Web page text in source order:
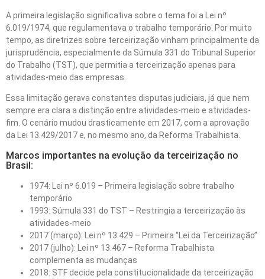
A primeira legislação significativa sobre o tema foi a Lei nº
6.019/1974, que regulamentava o trabalho temporário. Por muito
tempo, as diretrizes sobre terceirização vinham principalmente da
jurisprudência, especialmente da Súmula 331 do Tribunal Superior
do Trabalho (TST), que permitia a terceirização apenas para
atividades-meio das empresas.
Essa limitação gerava constantes disputas judiciais, já que nem
sempre era clara a distinção entre atividades-meio e atividades-
fim. O cenário mudou drasticamente em 2017, com a aprovação
da Lei 13.429/2017 e, no mesmo ano, da Reforma Trabalhista.
Marcos importantes na evolução da terceirização no
Brasil:
1974: Lei nº 6.019 – Primeira legislação sobre trabalho
temporário
1993: Súmula 331 do TST – Restringia a terceirização às
atividades-meio
2017 (março): Lei nº 13.429 – Primeira “Lei da Terceirização”
2017 (julho): Lei nº 13.467 – Reforma Trabalhista
complementa as mudanças
2018: STF decide pela constitucionalidade da terceirização